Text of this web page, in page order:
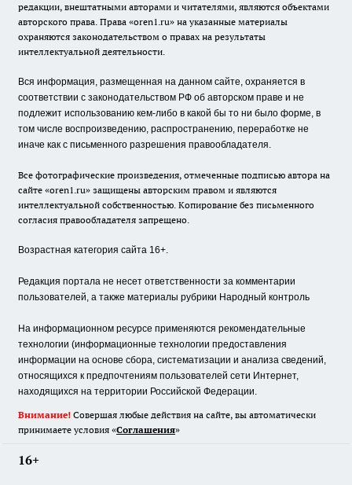
редакции, внештатными авторами и читателями, являются объектами
авторского права. Права «oren1.ru» на указанные материалы
охраняются законодательством о правах на результаты
интеллектуальной деятельности.
Вся информация, размещенная на данном сайте, охраняется в
соответствии с законодательством РФ об авторском праве и не
подлежит использованию кем-либо в какой бы то ни было форме, в
том числе воспроизведению, распространению, переработке не
иначе как с письменного разрешения правообладателя.
Все фотографические произведения, отмеченные подписью автора на
сайте «oren1.ru» защищены авторским правом и являются
интеллектуальной собственностью. Копирование без письменного
согласия правообладателя запрещено.
Возрастная категория сайта 16+.
Редакция портала не несет ответственности за комментарии
пользователей, а также материалы рубрики Народный контроль
На информационном ресурсе применяются рекомендательные
технологии (информационные технологии предоставления
информации на основе сбора, систематизации и анализа сведений,
относящихся к предпочтениям пользователей сети Интернет,
находящихся на территории Российской Федерации.
Внимание! Совершая любые действия на сайте, вы автоматически
принимаете условия «Cоглашения»
16+